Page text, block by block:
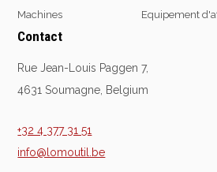
Machines Equipement
Contact
Rue Jean-Louis Paggen 7,
4631 Soumagne, Belgium
+32 4 377 31 51
info@lomoutil.be